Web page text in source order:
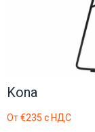
Kona
От€235 с НДС